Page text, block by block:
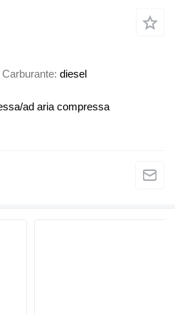
Carburante diesel
ad aria compressa